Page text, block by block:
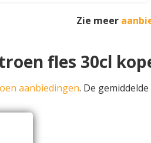
Zie meer
fles 30cl
aanbiedingen. De gemiddelde